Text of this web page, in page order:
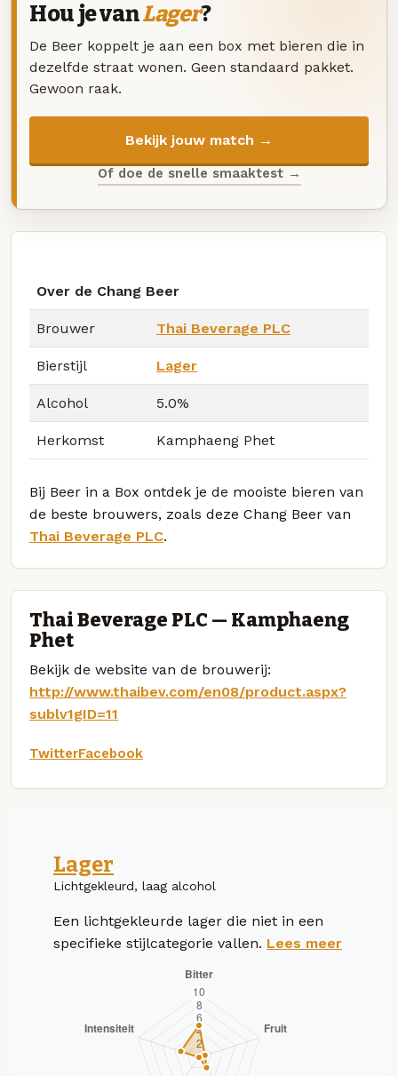
Hou je vanLager?
De Beer koppelt je aan een box met bieren die in
dezelfde straat wonen. Geen standaard pakket.
Gewoon raak.
Bekijk jouw match →
Of doe de snelle smaaktest →
Over de Chang Beer
Brouwer Thai Beverage PLC
Bierstijl Lager
Alcohol 5.0%
Herkomst Kamphaeng Phet
Bij Beer in a Box ontdek je de mooiste bieren van
de beste brouwers, zoals deze Chang Beer van
Thai Beverage PLC.
Thai Beverage PLC — Kamphaeng
Phet
Bekijk de website van de brouwerij:
http://www.thaibev.com/en08/product.aspx?
sublv1gID=11
TwitterFacebook
Lager
Lichtgekleurd, laag alcohol
Een lichtgekleurde lager die niet in een
specifieke stijlcategorie vallen. Lees meer